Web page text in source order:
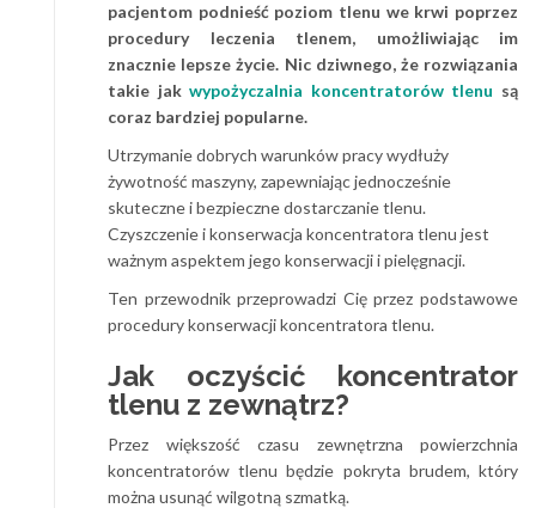
pacjentom podnieść poziom tlenu we krwi poprzez
procedury leczenia tlenem, umożliwiając im
znacznie lepsze życie. Nic dziwnego, że rozwiązania
takie jakwypożyczalnia koncentratorów tlenu są
coraz bardziej popularne.
Utrzymanie dobrych warunków pracy wydłuży
żywotność maszyny, zapewniając jednocześnie
skuteczne i bezpieczne dostarczanie tlenu.
Czyszczenie i konserwacja koncentratora tlenu jest
ważnym aspektem jego konserwacji i pielęgnacji.
Ten przewodnik przeprowadzi Cię przez podstawowe
procedury konserwacji koncentratora tlenu.
Jak oczyścić koncentrator
tlenu z zewnątrz?
Przez większość czasu zewnętrzna powierzchnia
koncentratorów tlenu będzie pokryta brudem, który
można usunąć wilgotną szmatką.